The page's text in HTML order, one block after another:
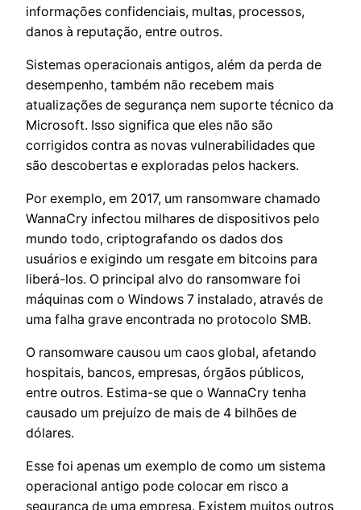
informações confidenciais, multas, processos,
danos à reputação, entre outros.
Sistemas operacionais antigos, além da perda de
desempenho, também não recebem mais
atualizações de segurança nem suporte técnico da
Microsoft. Isso significa que eles não são
corrigidos contra as novas vulnerabilidades que
são descobertas e exploradas pelos hackers.
Por exemplo, em 2017, um ransomware chamado
WannaCry infectou milhares de dispositivos pelo
mundo todo, criptografando os dados dos
usuários e exigindo um resgate em bitcoins para
liberá-los. O principal alvo do ransomware foi
máquinas com o Windows 7 instalado, através de
uma falha grave encontrada no protocolo SMB.
O ransomware causou um caos global, afetando
hospitais, bancos, empresas, órgãos públicos,
entre outros. Estima-se que o WannaCry tenha
causado um prejuízo de mais de 4 bilhões de
dólares.
Esse foi apenas um exemplo de como um sistema
operacional antigo pode colocar em risco a
segurança de uma empresa. Existem muitos outros